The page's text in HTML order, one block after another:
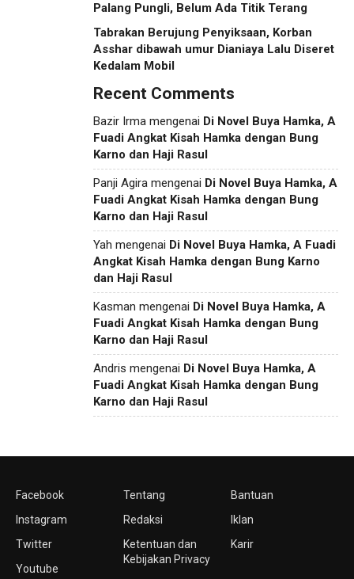
Palang Pungli, Belum Ada Titik Terang
Tabrakan Berujung Penyiksaan, Korban
Asshar dibawah umur Dianiaya Lalu Diseret
Kedalam Mobil
Recent Comments
Bazir Irma mengenai Di Novel Buya Hamka, A
Fuadi Angkat Kisah Hamka dengan Bung
Karno dan Haji Rasul
Panji Agira mengenai Di Novel Buya Hamka, A
Fuadi Angkat Kisah Hamka dengan Bung
Karno dan Haji Rasul
Yah mengenai Di Novel Buya Hamka, A Fuadi
Angkat Kisah Hamka dengan Bung Karno
dan Haji Rasul
Kasman mengenai Di Novel Buya Hamka, A
Fuadi Angkat Kisah Hamka dengan Bung
Karno dan Haji Rasul
Andris mengenai Di Novel Buya Hamka, A
Fuadi Angkat Kisah Hamka dengan Bung
Karno dan Haji Rasul
Facebook
Instagram
Twitter
Youtube
Tentang
Redaksi
Ketentuan dan
Kebijakan Privacy
Bantuan
Iklan
Karir